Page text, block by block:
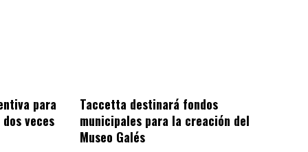
para
veces
Taccetta destinará fondos
municipales para la creación del
Museo Galés